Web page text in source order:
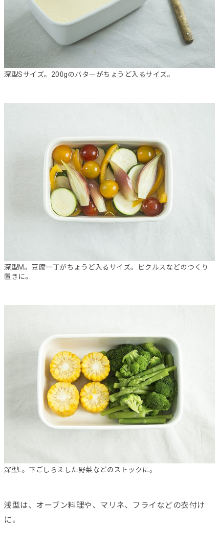
深型Sサイズ。200gのバターがちょうど入るサイズ。
深型M。豆腐一丁がちょうど入るサイズ。ピクルスなどのつくり
置きに。
深型L。下ごしらえした野菜などのストックに。
浅型は、オーブン料理や、マリネ、フライなどの衣付け
に。